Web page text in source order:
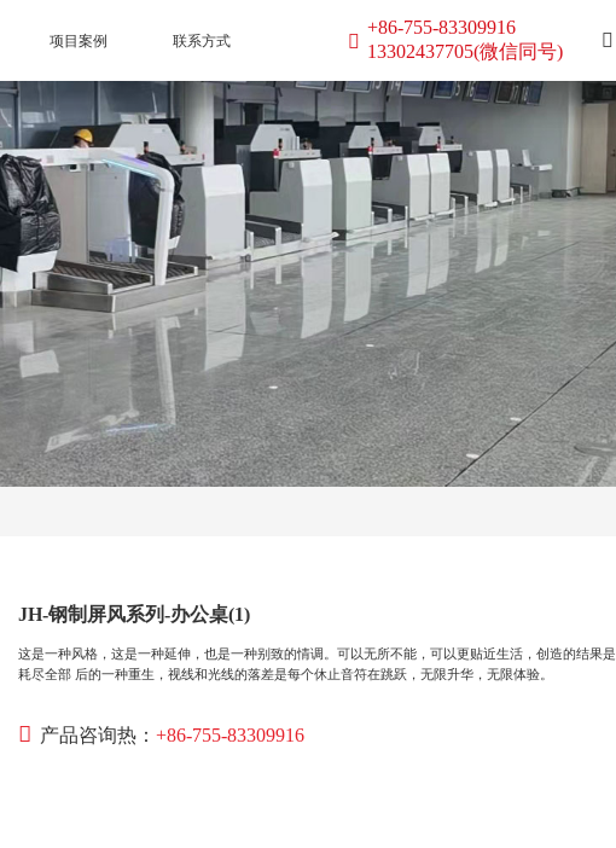
项目案例 联系方式
+86-755-83309916
13302437705(微信同号)
JH-钢制屏风系列-办公桌(1)
这是一种风格，这是一种延伸，也是一种别致的情调。可以无所不能，可以更贴近生活，创造的结果是
耗尽全部 后的一种重生，视线和光线的落差是每个休止音符在跳跃，无限升华，无限体验。
产品咨询热：+86-755-83309916